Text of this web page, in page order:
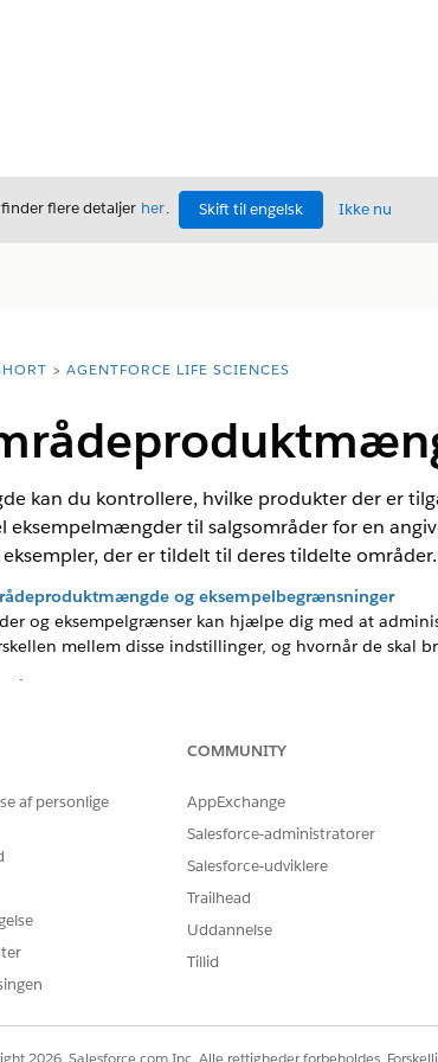
flere detaljer her. Skift til engelsk Ikke nu
AGENTFORCE LIFE SCIENCES
kan du kontrollere, hvilke produkter der er
eksempelmængder til salgsområder for en
der er tildelt til deres tildelte områder.
og eksempelbegrænsninger
og eksempelgrænser kan hjælpe dig med at
mellem disse indstillinger, og hvornår de skal
af personlige
COMMUNITY
AppExchange
Salesforce-administratorer
Salesforce-udviklere
Trailhead
Uddannelse
Tillid
2026, Salesforce.com Inc. Alle rettigheder forbeholdes.